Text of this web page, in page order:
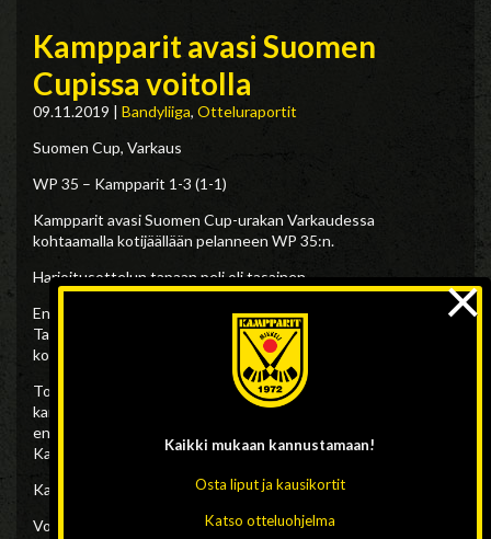
Kampparit avasi Suomen
Cupissa voitolla
09.11.2019 | Bandyliiga, Otteluraportit
Suomen Cup, Varkaus
WP 35 – Kampparit 1-3 (1-1)
Kampparit avasi Suomen Cup-urakan Varkaudessa
kohtaamalla kotijäällään pelanneen WP 35:n.
Harjoitusottelun tapaan peli oli tasainen.
Ensimmäinen jakso oli Kamppareilta tarkkaileva.
Tasoitusmaalin 1-1 viimeisteli Iisakki Kaivola. Hyvän esityön
komeaan maaliin teki Joni Maaranen. Tauolle tilanteessa 1-1.
Toisella jaksolla Kampparit sai peliinsä terävyyttä, nosti
karvausta ja sai paremmin otetta peliin. Paikkoja oli
enemmänkin mutta voittoon tarvitut maalit viimeistelivät Eetu
Karhunen ja Santeri Laitinen.
Kampparimaalissa hyvän pelin pelasi Jere Korhonen.
Voitto Kamppareille 3-1 maalein ja joukkue kohtaa
Kaikki mukaan kannustamaan!
Osta liput ja kausikortit
Katso otteluohjelma
×